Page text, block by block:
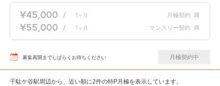
¥45,000 / 1 ヶ月 月極契約 満
¥55,000 / 1 ヶ月 マンスリー契約 満
募集再開までしばらくお待ちください 月極契約中
千駄ケ谷駅周辺から、近い順に2件の特P月極を表示しています。